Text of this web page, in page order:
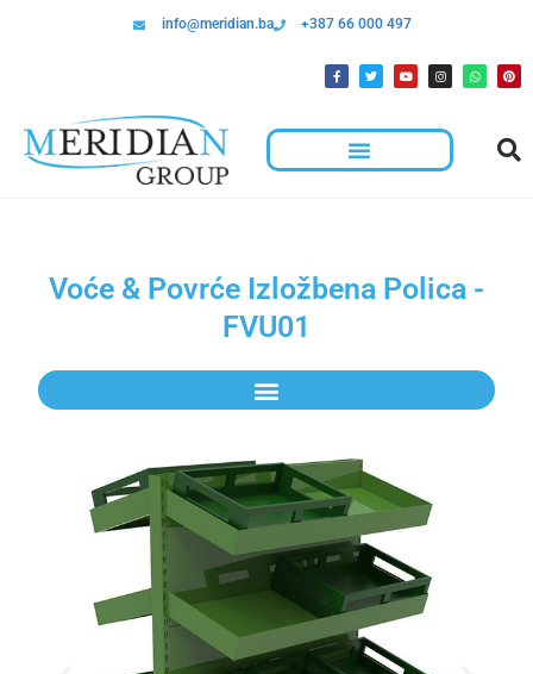
info@meridian.ba +387 66 000 497
Voće & Povrće Izložbena Polica -
FVU01